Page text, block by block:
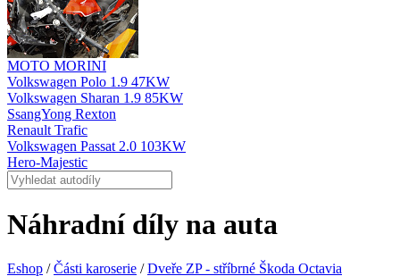
MOTO MORINI
Volkswagen Polo 1.9 47KW
Volkswagen Sharan 1.9 85KW
SsangYong Rexton
Renault Trafic
Volkswagen Passat 2.0 103KW
Hero-Majestic
Náhradní díly na auta
Eshop /Části karoserie /Dveře ZP - stříbrné Škoda Octavia